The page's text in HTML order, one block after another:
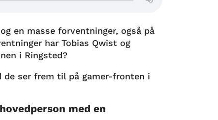
en masse forventninger, også på
har Tobias Qwist og
i Ringsted?
de ser frem til på gamer-fronten i
hovedperson med en